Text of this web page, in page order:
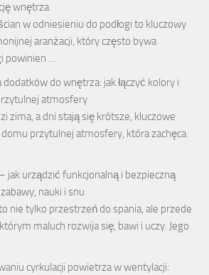
wnętrza
w odniesieniu do podłogi to kluczowy
aranżacji, który często bywa
powinien …
do wnętrza: jak łączyć kolory i
atmosfery
zima, a dni stają się krótsze, kluczowe
przytulnej atmosfery, która zachęca
jak urządzić funkcjonalną i bezpieczną
nauki i snu
nie tylko przestrzeń do spania, ale przede
maluch rozwija się, bawi i uczy. Jego
cyrkulacji powietrza w wentylacji: